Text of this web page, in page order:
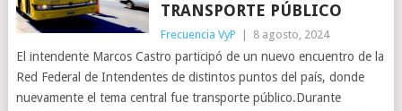
TRANSPORTE PÚBLICO
Frecuencia VyP 8 agosto, 2024
El intendente Marcos Castro participó de un nuevo encuentro de la
Red Federal de Intendentes de distintos puntos del país, donde
nuevamente el tema central fue transporte público.Durante